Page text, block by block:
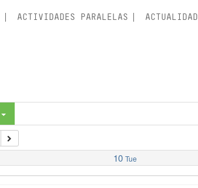
ACTIVIDADES PARALELAS ACTUALIDAD
10 Tue